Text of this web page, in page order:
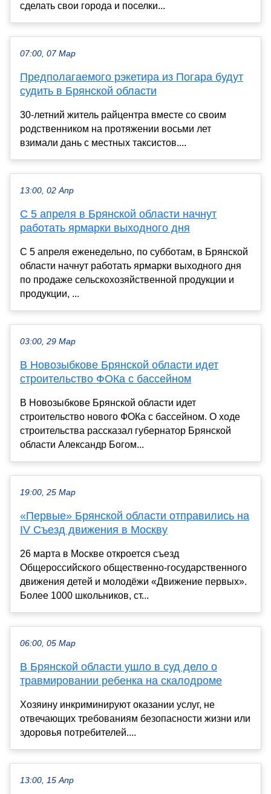
сделать свои города и поселки...
07:00, 07 Мар
Предполагаемого рэкетира из Погара будут
судить в Брянской области
30-летний житель райцентра вместе со своим
родственником на протяжении восьми лет
взимали дань с местных таксистов....
13:00, 02 Апр
С 5 апреля в Брянской области начнут
работать ярмарки выходного дня
С 5 апреля еженедельно, по субботам, в Брянской
области начнут работать ярмарки выходного дня
по продаже сельскохозяйственной продукции и
продукции, ...
03:00, 29 Мар
В Новозыбкове Брянской области идет
строительство ФОКа с бассейном
В Новозыбкове Брянской области идет
строительство нового ФОКа с бассейном. О ходе
строительства рассказал губернатор Брянской
области Александр Богом...
19:00, 25 Мар
«Первые» Брянской области отправились на
IV Съезд движения в Москву
26 марта в Москве откроется съезд
Общероссийского общественно-государственного
движения детей и молодёжи «Движение первых».
Более 1000 школьников, ст...
06:00, 05 Мар
В Брянской области ушло в суд дело о
травмировании ребенка на скалодроме
Хозяину инкриминируют оказании услуг, не
отвечающих требованиям безопасности жизни или
здоровья потребителей....
13:00, 15 Апр